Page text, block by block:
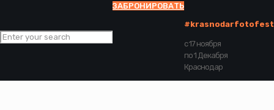
ЗАБРОНИРОВАТЬ
#krasnodarfotofest
с 17 ноября
по 1 Декабря
Краснодар